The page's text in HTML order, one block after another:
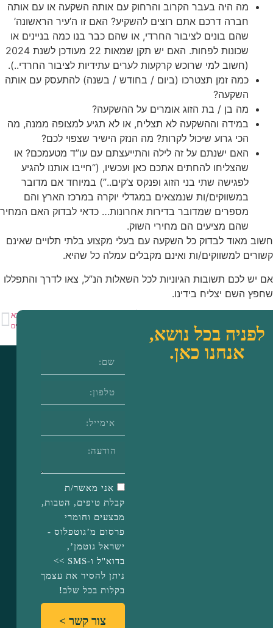
מה היה בעבר הקרוב והרחוק עם אותה השקעה או עם אותה
חברה דרכם אתם רוצים להשקיע? האם זו ה’עיר הראשונה’
שהם בונים לציבור החרדי, או שהם כבר בנו כמה בניינים או
שכונות לפחות. האם יש תקן שמאות 22 מעודכן לשנת 2024
(חשוב למי שרוכש קרקעות לערים עתידיות לציבור החרדי..).
כמה זמן תצטרכו (ביום / בחודש / בשנה) להתעסק עם אותה
השקעה?
מה בן / בת הזוג אומרים על ההשקעה?
במידה וההשקעה לא תצליח, או לא תגיע למצופה ממנה, מה
הכי גרוע שיכול לקרות? מה הנזק הישיר שצפוי לכם?
האם ישנתם על זה לילה והתייעצתם עם עו”ד מטעמכם? או
שהצליחו להחתים אתכם כאן ועכשיו, (“חייבו אותנו להגיע
לפגישה שתי בני הזוג ופנקס צ’קים..”) במיוחד אם מדובר
במשווקים/ות שנמצאים במגדלי יוקרה במרכז הארץ והם
מספרים שמדובר בדירות אחרונות… כדאי לבדוק האם המחיר
שהם מציעים הם מחירי השוק.
לבדוק כל השקעה עם בעלי מקצוע בלתי תלויים שאינם
למשווקים/ות ואינם מקבלים עמלה כל שהיא.
תשובות הגיוניות לכל השאלות הנ”ל, צאו לדרך והתפללו
יצליח בידינו.
השקעה?בכל נושא,
אנחנו כאן.
אני מאשר/ת
קבלת טיפים, הטבות,
מבצעים וחומרי
פרסום מ’גוטפלוס -
ישראל גוטמן’,
בדוא"ל ו-SMS >>
ניתן להסיר את עצמך
בקלות בכל שלב!
צור קשר >